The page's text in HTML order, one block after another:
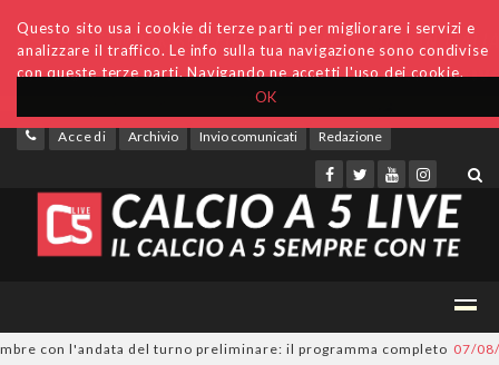
OK
Questo sito usa i cookie di terze parti per migliorare i servizi e
analizzare il traffico. Le info sulla tua navigazione sono condivise
con queste terze parti. Navigando ne accetti l'uso dei cookie.
Accedi Archivio Invio comunicati Redazione
con l'andata del turno preliminare: il programma completo 07/08/